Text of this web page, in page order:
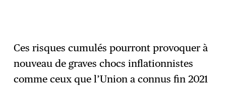
Ces risques cumulés pourront provoquer à
nouveau de graves chocs inflationnistes
comme ceux que l’Union a connus fin 2021